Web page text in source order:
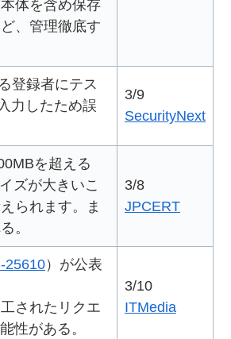
体を含め保存
、管理徹底す
登録者にテス
力したため誤
3/9
SecurityNext
を超える
ズが大きいこ
られます。ま
。
3/8
JPCERT
25610）が公表
されたリクエ
性がある。
3/10
ITMedia